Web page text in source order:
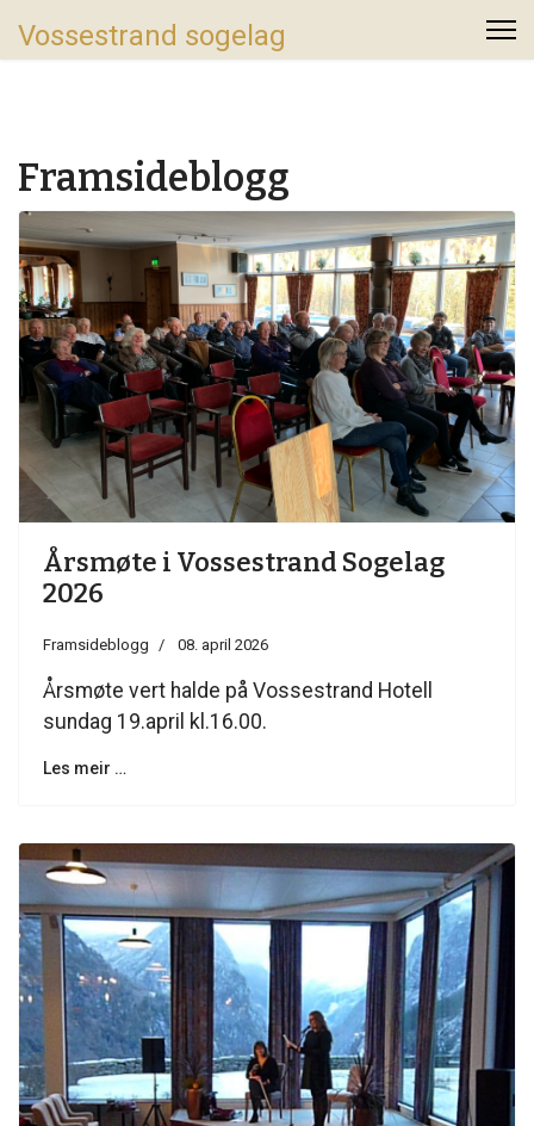
Vossestrand sogelag
Framsideblogg
Årsmøte i Vossestrand Sogelag
2026
Framsideblogg 08. april 2026
Årsmøte vert halde på Vossestrand Hotell
sundag 19.april kl.16.00.
Les meir …